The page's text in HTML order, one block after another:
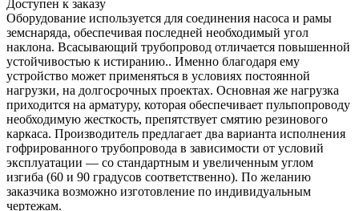
Доступен к заказу
Оборудование используется для соединения насоса и рамы
земснаряда, обеспечивая последней необходимый угол
наклона. Всасывающий трубопровод отличается повышенной
устойчивостью к истиранию.. Именно благодаря ему
устройство может применяться в условиях постоянной
нагрузки, на долгосрочных проектах. Основная же нагрузка
приходится на арматуру, которая обеспечивает пульпопроводу
необходимую жесткость, препятствует смятию резинового
каркаса. Производитель предлагает два варианта исполнения
гофрированного трубопровода в зависимости от условий
эксплуатации — со стандартным и увеличенным углом
изгиба (60 и 90 градусов соответственно). По желанию
заказчика возможно изготовление по индивидуальным
чертежам.